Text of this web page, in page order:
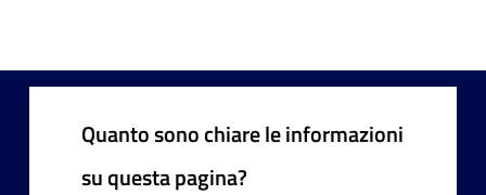
Quanto sono chiare le informazioni
su questa pagina?